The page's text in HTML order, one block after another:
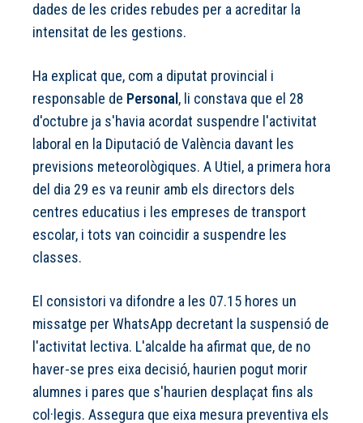
dades de les crides rebudes per a acreditar la
intensitat de les gestions.
Ha explicat que, com a diputat provincial i
responsable de Personal , li constava que el 28
d'octubre ja s'havia acordat suspendre l'activitat
laboral en la Diputació de València davant les
previsions meteorològiques. A Utiel, a primera hora
del dia 29 es va reunir amb els directors dels
centres educatius i les empreses de transport
escolar, i tots van coincidir a suspendre les
classes.
El consistori va difondre a les 07.15 hores un
missatge per WhatsApp decretant la suspensió de
l'activitat lectiva. L'alcalde ha afirmat que, de no
haver-se pres eixa decisió, haurien pogut morir
alumnes i pares que s'haurien desplaçat fins als
col·legis. Assegura que eixa mesura preventiva els